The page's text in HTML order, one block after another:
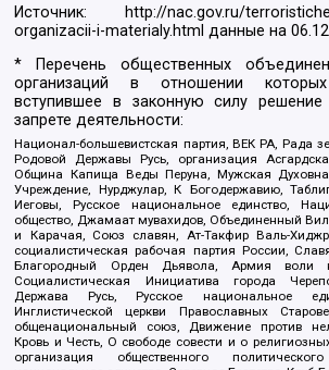
Источник:
http://nac.gov.ru/
organizacii-i-materialy.html данные на
* Перечень общественных
организаций в отношении
вступившее в законную силу
запрете деятельности:
Национал-большевистская партия, ВЕК РА, Рада
Родовой Державы Русь, организация
Община Капища Веды Перуна, Мужская
Учреждение, Нурджулар, К Богодержавию,
Иеговы, Русское национальное единство,
общество, Джамаат мувахидов, Объединенный
и Карачая, Союз славян, Ат-Такфир Валь-
социалистическая рабочая партия России,
Благородный Орден Дьявола, Армия воли
Социалистическая Инициатива города
Держава Русь, Русское национальное
Инглистической церкви Православных
общенациональный союз, Движение против
Кровь и Честь, О свободе совести и о
организация общественного